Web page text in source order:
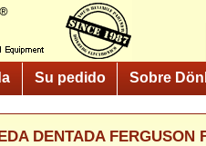
Su pedido Sobre
DENTADA FERGUSON